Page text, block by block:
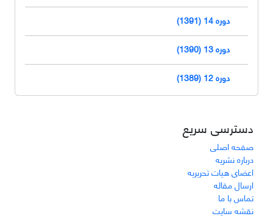
دوره 14 (1391)
دوره 13 (1390)
دوره 12 (1389)
دسترسی سریع
صفحه اصلی
درباره نشریه
اعضای هیات تحریریه
ارسال مقاله
تماس با ما
نقشه سایت